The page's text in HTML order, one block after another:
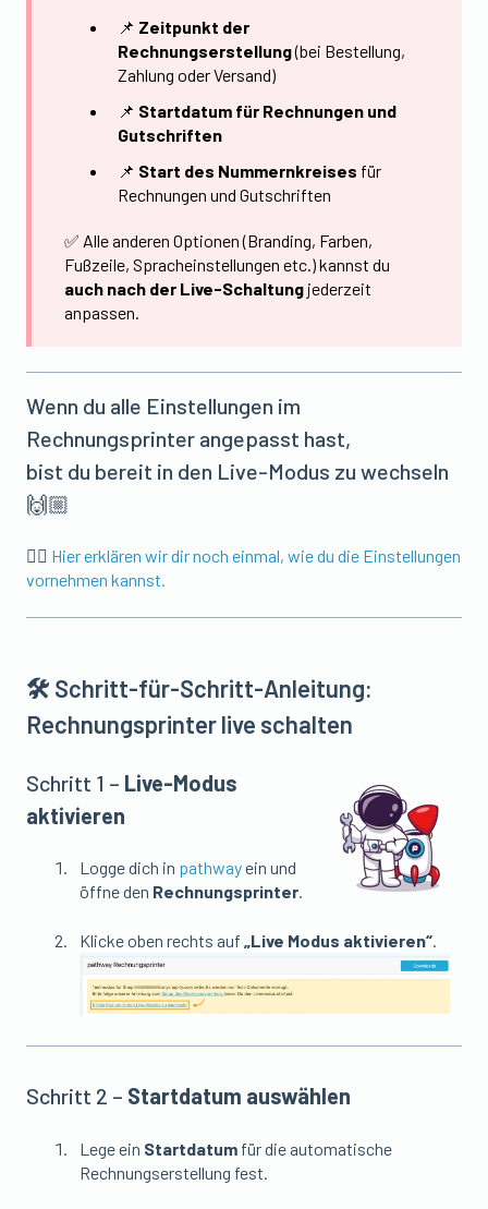
📌 Zeitpunkt der
Rechnungserstellung(bei Bestellung,
Zahlung oder Versand)
📌 Startdatum für Rechnungen und
Gutschriften
📌 Start des Nummernkreises für
Rechnungen und Gutschriften
✅ Alle anderen Optionen (Branding, Farben,
Fußzeile, Spracheinstellungen etc.) kannst du
auch nach der Live-Schaltung jederzeit
anpassen.
Wenn du alle Einstellungen im
Rechnungsprinter angepasst hast,
bist du bereit in den Live-Modus zu wechseln
🙌🏼
👉🏼 Hier erklären wir dir noch einmal, wie du die Einstellungen
vornehmen kannst.
🛠️ Schritt-für-Schritt-Anleitung:
Rechnungsprinter live schalten
Schritt 1 – Live-Modus
aktivieren
Logge dich in pathwayein und
öffne den Rechnungsprinter.
Klicke oben rechts auf „Live Modus aktivieren“
Schritt 2 – Startdatum auswählen
Lege ein Startdatum für die automatische
Rechnungserstellung fest.